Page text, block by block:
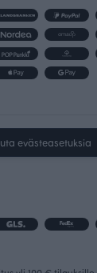
evästeasetuksia